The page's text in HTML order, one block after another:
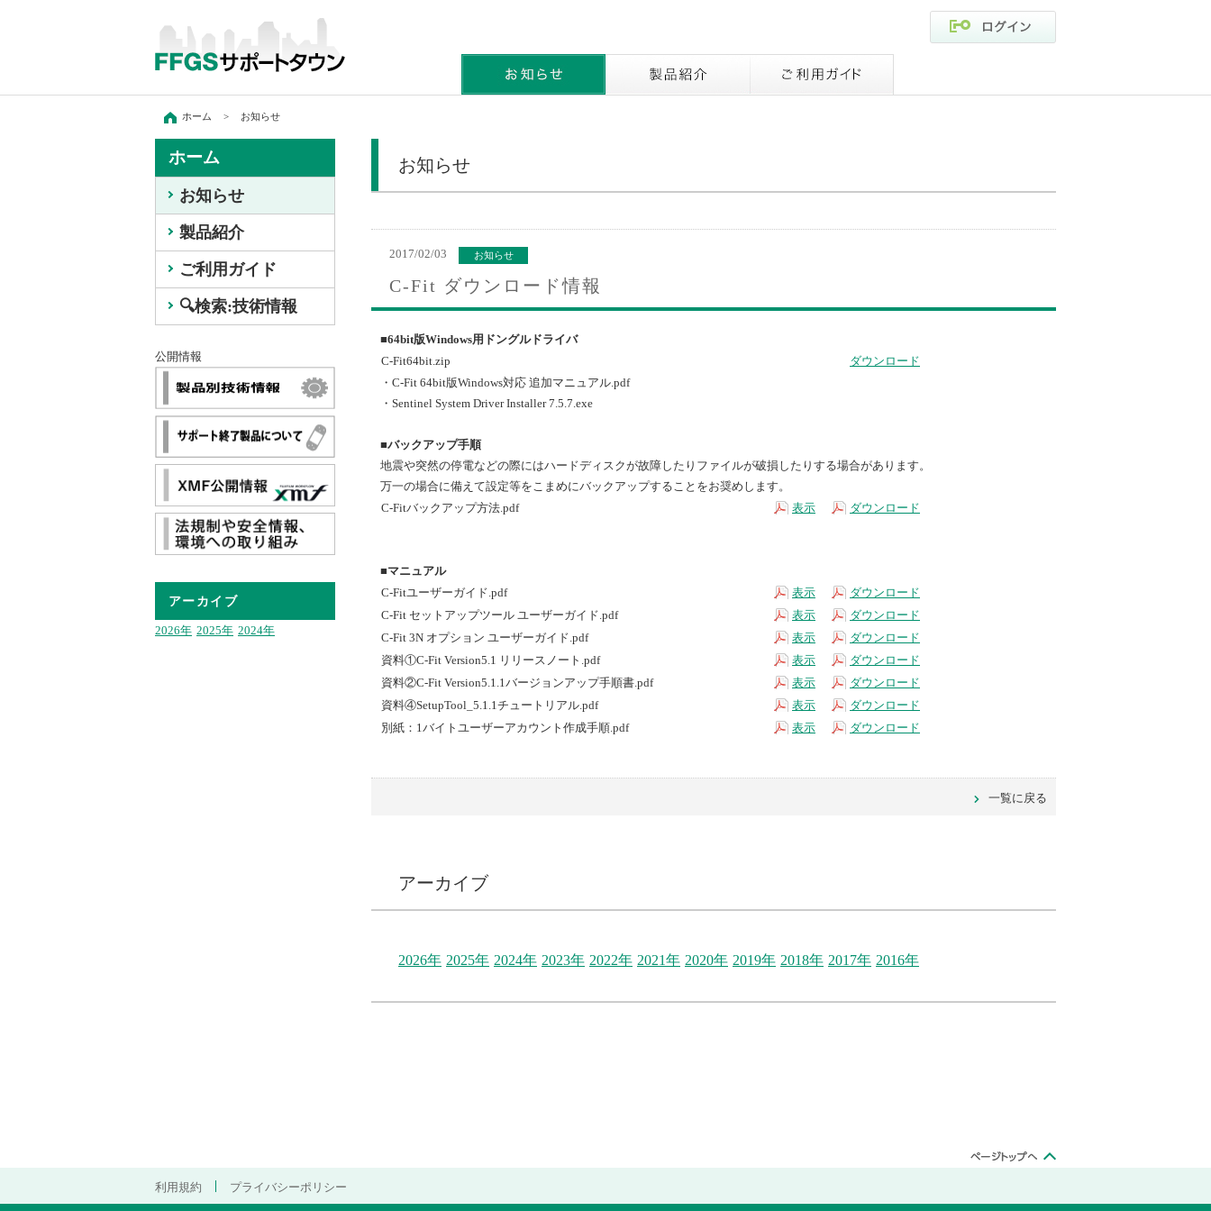
お知らせ 製品紹介
ホーム > お知らせ
お知らせ
2017/02/03 お知らせ
C-Fit ダウンロード情報
■64bit版Windows用ドングルドライバ
C-Fit64bit.zip
ダウンロード
・C-Fit 64bit版Windows対応 追加マニュアル.pdf
・Sentinel System Driver Installer 7.5.7.exe
■バックアップ手順
地震や突然の停電などの際にはハードディスクが故障したりファイルが破損したりする場合があります。
万一の場合に備えて設定等をこまめにバックアップすることをお奨めします。
C-Fitバックアップ方法.pdf
表示 ダウンロード
■マニュアル
C-Fitユーザーガイド.pdf
表示
ダウンロード
C-Fit セットアップツール ユーザーガイド.pdf
表示
ダウンロード
C-Fit 3N オプション ユーザーガイド.pdf
表示
ダウンロード
資料①C-Fit Version5.1 リリースノート.pdf
表示
ダウンロード
資料②C-Fit Version5.1.1バージョンアップ手順書.pdf
表示
ダウンロード
資料④SetupTool_5.1.1チュートリアル.pdf
表示
ダウンロード
別紙：1バイトユーザーアカウント作成手順.pdf
表示 ダウンロード
一覧に戻る
アーカイブ
2026年 2025年 2024年 2023年 2022年 2021年 2020年 2019年 2018年 2017年 2016年
ホーム
お知らせ
製品紹介
ご利用ガイド
🔍️検索:技術情報
公開情報
アーカイブ
2026年 2025年 2024年
利用規約
プライバシーポリシー